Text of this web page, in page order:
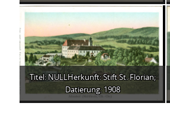
Titel: NULLHerkunft: Stift St. Florian;
Datierung: 1908